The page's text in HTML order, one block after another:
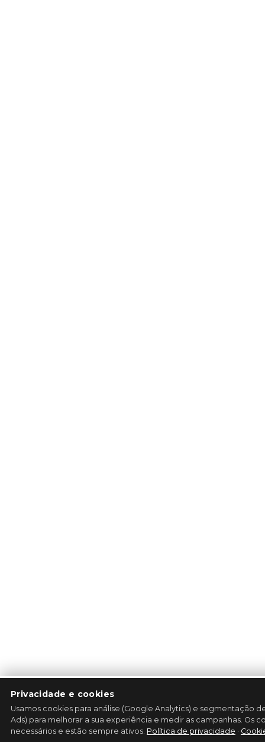
Privacidade e cookies
Usamos cookies para análise (Google Analytics) e segmentação
Ads) para melhorar a sua experiência e medir as campanhas. Os
necessários e estão sempre ativos. Política de privacidade ·